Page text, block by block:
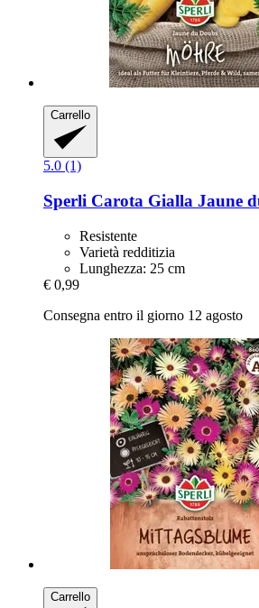
Carrello
5.0 (1)
Sperli Carota Gialla Jaune
Resistente
Varietà redditizia
Lunghezza: 25 cm
€ 0,99
Consegna entro il giorno 12 agosto
Carrello